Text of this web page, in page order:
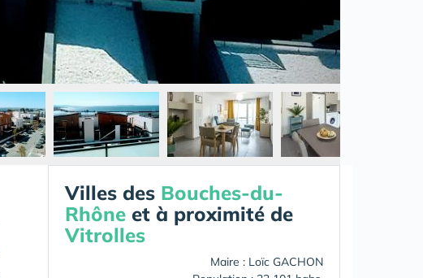
Villes des Bouches-du-
Rhône et à proximité de
Vitrolles
Maire : Loïc GACHON